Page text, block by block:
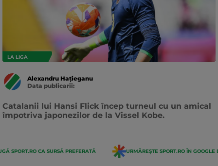
LA LIGA
Alexandru Hațieganu
Data publicarii:
Catalanii lui Hansi Flick încep turneul cu un amical
împotriva japonezilor de la Vissel Kobe.
SPORT.RO CA SURSĂ PREFERATĂ URMĂREȘTE SPORT.RO ÎN GOOGLE